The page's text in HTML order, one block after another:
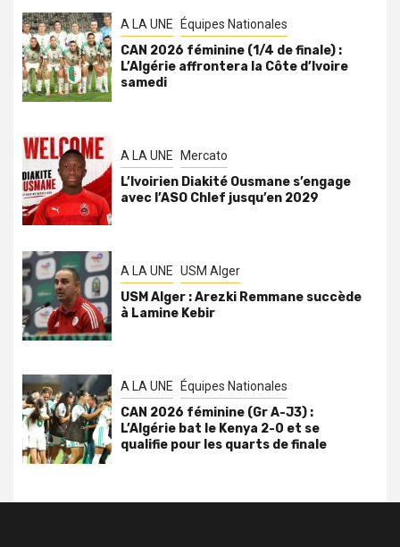
A LA UNE Équipes Nationales
CAN 2026 féminine (1/4 de finale) :
L’Algérie affrontera la Côte d’Ivoire
samedi
A LA UNE Mercato
L’Ivoirien Diakité Ousmane s’engage
avec l’ASO Chlef jusqu’en 2029
A LA UNE USM Alger
USM Alger : Arezki Remmane succède
à Lamine Kebir
A LA UNE Équipes Nationales
CAN 2026 féminine (Gr A-J3) :
L’Algérie bat le Kenya 2-0 et se
qualifie pour les quarts de finale